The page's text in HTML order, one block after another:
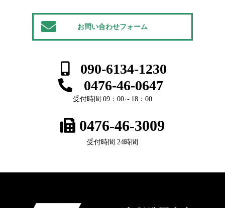
お問い合わせフォーム
090-6134-1230
0476-46-0647
受付時間 09：00～18：00
0476-46-3009
受付時間 24時間